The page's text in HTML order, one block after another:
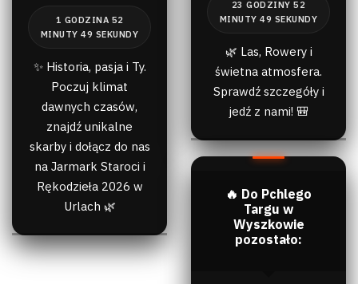
✨ Historia, pasja i Ty.
Poczuj klimat
dawnych czasów,
znajdź unikalne
skarby i dołącz do nas
na Jarmark Staroci i
Rękodzieła 2026 w
Urlach 🌿
🌿 Las, Rowery i
świetna atmosfera.
Sprawdź szczegóły i
jedź z nami! 🎒
🔥 Do Pchlego
Targu w
Wyszkowie
pozostało: